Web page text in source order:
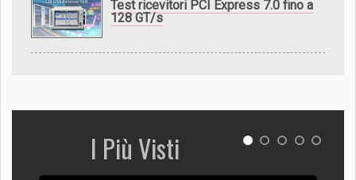
Test ricevitori PCI Express 7.0 fino a
128 GT/s
I Più Visti